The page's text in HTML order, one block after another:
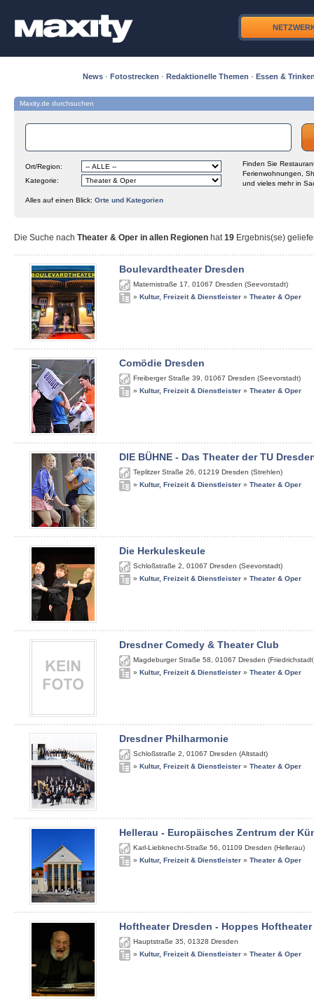
News · Fotostrecken · Redaktionelle Themen · Essen &
Maxity.de durchsuchen
Ort/Region:
Kategorie:
Finden Sie
Ferienwohnungen,
und vieles mehr in
Alles auf einen Blick: Orte und Kategorien
Die Suche nach Theater & Oper in allen Regionen hat19 Ergebnis(se)
Boulevardtheater Dresden
Maternistraße 17 01067 Dresden (Seevorstadt)
» Kultur, Freizeit & Dienstleister » Theater & Oper
Comödie Dresden
Freiberger Straße 39 01067 Dresden (Seevorstadt)
» Kultur, Freizeit & Dienstleister » Theater & Oper
DIE BÜHNE - Das Theater der TU
Teplitzer Straße 26 01219 Dresden (Strehlen)
» Kultur, Freizeit & Dienstleister » Theater & Oper
Die Herkuleskeule
Schloßstraße 2 01067 Dresden (Seevorstadt)
» Kultur, Freizeit & Dienstleister » Theater & Oper
Dresdner Comedy & Theater Club
Magdeburger Straße 58 01067 Dresden
» Kultur, Freizeit & Dienstleister » Theater & Oper
Dresdner Philharmonie
Schloßstraße 2 01067 Dresden (Altstadt)
» Kultur, Freizeit & Dienstleister » Theater & Oper
Hellerau - Europäisches Zentrum der
Karl-Liebknecht-Straße 56 01109 Dresden (Hellerau)
» Kultur, Freizeit & Dienstleister » Theater & Oper
Hoftheater Dresden - Hoppes Hoftheater
Hauptstraße 35 01328 Dresden
» Kultur, Freizeit & Dienstleister » Theater & Oper